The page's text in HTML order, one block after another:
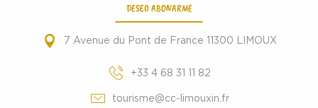
DESEO ABONARME
7 Avenue du Pont de France 11300 LIMOUX
+33 4 68 31 11 82
tourisme@cc-limouxin.fr